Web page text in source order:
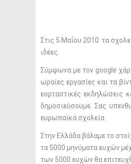
Στις 5 Μαΐου 2010. τα
ιδέες.
Σύμφωνα με τον google
ωραίες εργασίες και τα
εορταστικές εκδηλώσεις
δημοσιεύσουμε. Σας
ευρωπαϊκά σχολεία.
Στην Ελλάδα βάλαμε το
τα 5000 μηνύματα ευχών
των 5000 ευχών θα